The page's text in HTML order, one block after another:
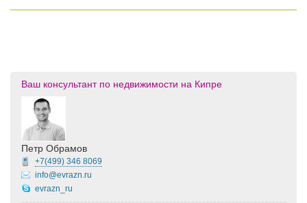
Ваш консультант по недвижимости на Кипре
Петр Обрамов
+7(499) 346 8069
info@evrazn.ru
evrazn_ru